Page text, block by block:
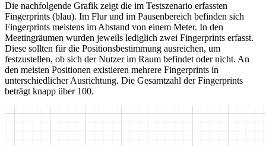
Die nachfolgende Grafik zeigt die im Testszenario erfassten
Fingerprints (blau). Im Flur und im Pausenbereich befinden sich
Fingerprints meistens im Abstand von einem Meter. In den
Meetingräumen wurden jeweils lediglich zwei Fingerprints erfasst.
Diese sollten für die Positionsbestimmung ausreichen, um
festzustellen, ob sich der Nutzer im Raum befindet oder nicht. An
den meisten Positionen existieren mehrere Fingerprints in
unterschiedlicher Ausrichtung. Die Gesamtzahl der Fingerprints
beträgt knapp über 100.